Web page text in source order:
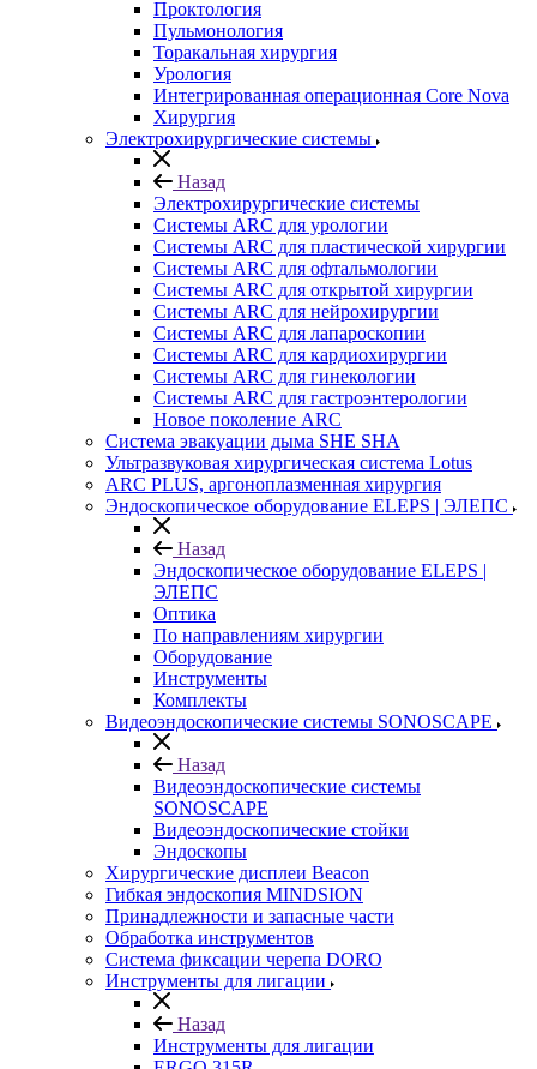
Проктология
Пульмонология
Торакальная хирургия
Урология
Интегрированная операционная Core Nova
Хирургия
Электрохирургические системы
Назад
Электрохирургические системы
Системы ARC для урологии
Системы ARC для пластической хирургии
Системы ARC для офтальмологии
Системы ARC для открытой хирургии
Системы ARC для нейрохирургии
Системы ARC для лапароскопии
Системы ARC для кардиохирургии
Системы ARC для гинекологии
Системы ARC для гастроэнтерологии
Новое поколение ARC
Система эвакуации дыма SHE SHA
Ультразвуковая хирургическая система Lotus
ARC PLUS, аргоноплазменная хирургия
Эндоскопическое оборудование ELEPS | ЭЛЕПС
Назад
Эндоскопическое оборудование ELEPS |
ЭЛЕПС
Оптика
По направлениям хирургии
Оборудование
Инструменты
Комплекты
Видеоэндоскопические системы SONOSCAPE
Назад
Видеоэндоскопические системы
SONOSCAPE
Видеоэндоскопические стойки
Эндоскопы
Хирургические дисплеи Beacon
Гибкая эндоскопия MINDSION
Принадлежности и запасные части
Обработка инструментов
Система фиксации черепа DORO
Инструменты для лигации
Назад
Инструменты для лигации